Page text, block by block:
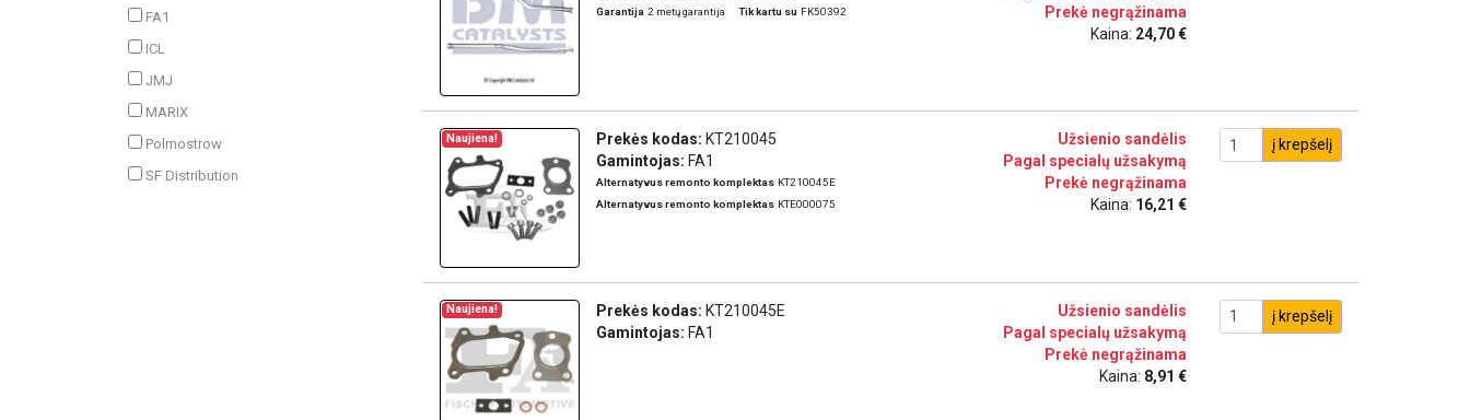
FA1
ICL
JMJ
MARIX
Polmostrow
SF Distribution
Garantija 2 metų garantija Tik kartu su FK50392
Prekė negrąžinama
Kaina: 24,70 €
Naujiena! Prekės kodas: KT210045
Gamintojas: FA1
Alternatyvus remonto komplektas KT210045E
Alternatyvus remonto komplektas KTE000075
Užsienio sandėlis
Pagal specialų užsakymą
Prekė negrąžinama
Kaina: 16,21 €
į krepšelį
Naujiena! Prekės kodas: KT210045E
Gamintojas: FA1
Užsienio sandėlis
Pagal specialų užsakymą
Prekė negrąžinama
Kaina: 8,91 €
į krepšelį